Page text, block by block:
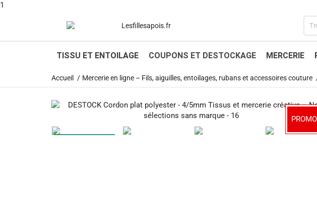
1
TISSU ET ENTOILAGE COUPONS ET DESTOCKAGE MERCERIE
Accueil Mercerie en ligne – Fils, aiguilles, entoilages, rubans et accessoires couture